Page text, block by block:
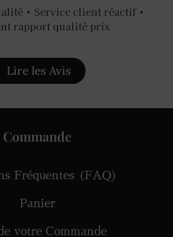
• Service client réactif •
rapport qualité prix
Lire les Avis
Commande
Fréquentes (FAQ)
Panier
votre Commande